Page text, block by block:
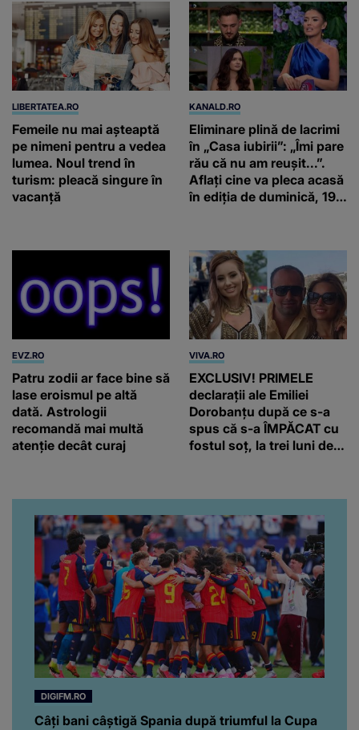
LIBERTATEA.RO
Femeile nu mai așteaptă
pe nimeni pentru a vedea
lumea. Noul trend în
turism: pleacă singure în
vacanță
KANALD.RO
Eliminare plină de lacrimi
în „Casa iubirii”: „Îmi pare
rău că nu am reușit...”.
Aflați cine va pleca acasă
în ediția de duminică, 19
EVZ.RO
Patru zodii ar face bine să
lase eroismul pe altă
dată. Astrologii
recomandă mai multă
atenție decât curaj
VIVA.RO
EXCLUSIV! PRIMELE
declarații ale Emiliei
Dorobanțu după ce s-a
spus că s-a ÎMPĂCAT cu
fostul soț, la trei luni de
artistă i-a lăsat MASCĂ
pe toți. De data aceasta,
chiar a rupt tăcerea:
”Poate că aveam să ne
spunem, să ne...”
DIGIFM.RO
Câți bani câștigă Spania după triumful la Cupa